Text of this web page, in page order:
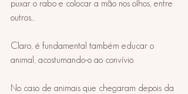
puxar o rabo e colocar a mão nos olhos, entre
outros...
Claro, é fundamental também educar o
animal, acostumando-o ao convívio. ⠀
No caso de animais que chegaram depois da